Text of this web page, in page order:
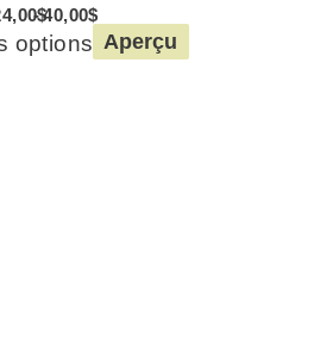
$40,00$
options Aperçu